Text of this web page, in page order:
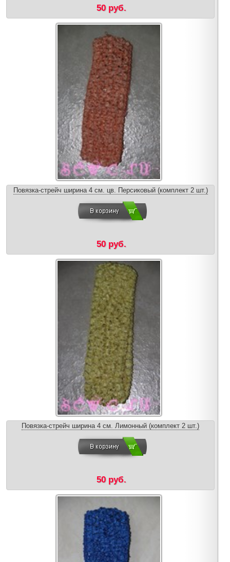
50 руб.
Повязка-стрейч ширина 4 см. цв. Персиковый (комплект 2 шт.)
50 руб.
Повязка-стрейч ширина 4 см. Лимонный (комплект 2 шт.)
50 руб.